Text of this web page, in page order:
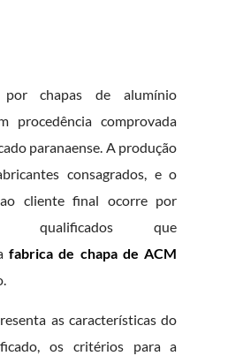
chapas de alumínio
procedência comprovada
paranaense. A produção
consagrados, e o
cliente final ocorre por
qualificados que
fabrica de chapa de ACM
as características do
os critérios para a